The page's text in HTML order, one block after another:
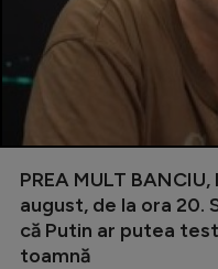
PREA MULT
august, de la ora 20.
că Putin ar putea
toamnă